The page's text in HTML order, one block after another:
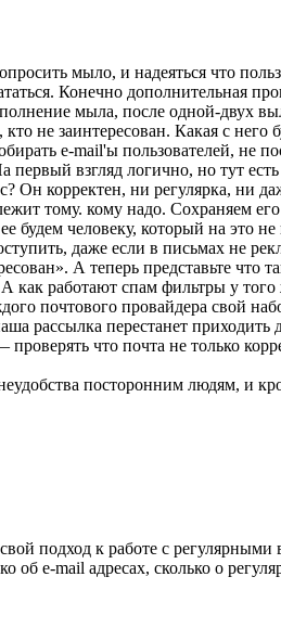
мыло, и надеяться что
Конечно дополнительная
мыла, после одной-двух
не заинтересован. Какая с него
e-mail'ы пользователей, не
взгляд логично, но тут
корректен, ни регулярка, ни
тому. кому надо. Сохраняем его
человеку, который на это
даже если в письмах не
А теперь представьте что
работают спам фильтры у
почтового провайдера свой
перестанет приходить
что почта не только
посторонним людям, и
подход к работе с
об e-mail адресах, сколько о